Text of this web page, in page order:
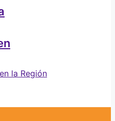
la Región